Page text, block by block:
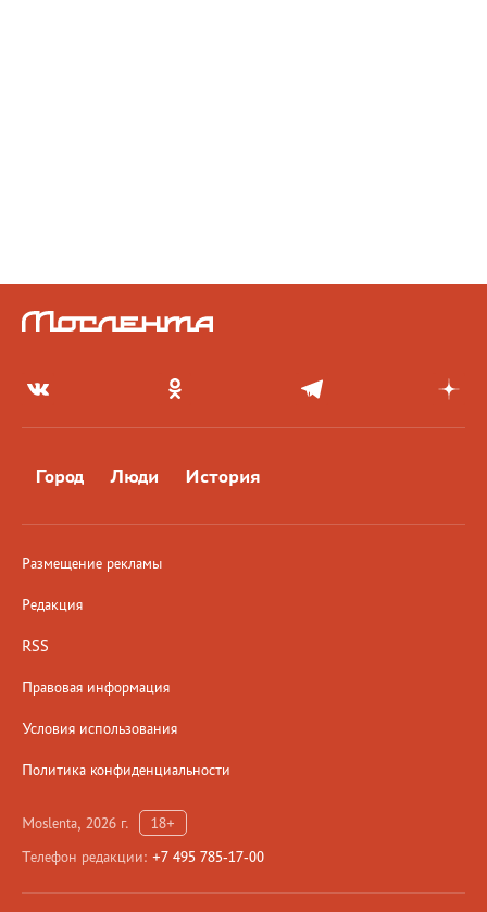
Город Люди История
Размещение рекламы
Редакция
RSS
Правовая информация
Условия использования
Политика конфиденциальности
Moslenta, 2026 г.
18+
Телефон редакции: +7 495 785-17-00